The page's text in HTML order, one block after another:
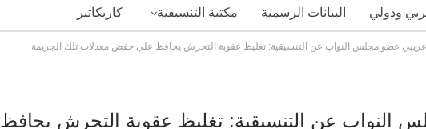
كاريكاتير مكتبة التنسيقية البيانات الرسمية ودولي
عضو مجلس النواب عن التنسيقية: تغليظ عقوبة التحرش يحافظ علي خفض معدلات تلك الجريمة
النواب عن التنسيقية: تغليظ عقوبة التحرش يحافظ